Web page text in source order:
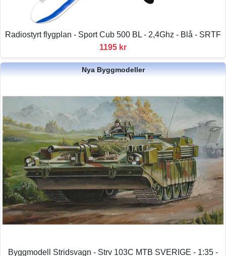
Radiostyrt flygplan - Sport Cub 500 BL - 2,4Ghz - Blå - SRTF
1195 kr
Nya Byggmodeller
Byggmodell Stridsvagn - Strv 103C MTB SVERIGE - 1:35 -